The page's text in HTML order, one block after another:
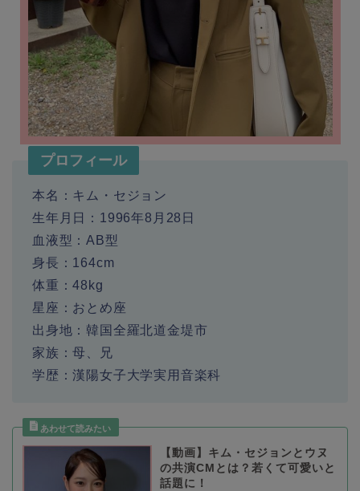
プロフィール
本名：キム・セジョン
生年月日：1996年8月28日
血液型：AB型
身長：164cm
体重：48kg
星座：おとめ座
出身地：韓国全羅北道金堤市
家族：母、兄
学歴：漢陽女子大学実用音楽科
【動画】キム・セジョンとウヌ
の共演CMとは？若くて可愛いと
話題に！